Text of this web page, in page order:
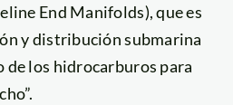
End Manifolds), que es
y distribución submarina
de los hidrocarburos para